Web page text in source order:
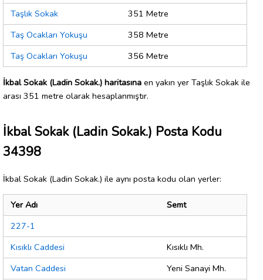
Taşlık Sokak
351 Metre
Taş Ocakları Yokuşu
358 Metre
Taş Ocakları Yokuşu
356 Metre
İkbal Sokak (Ladin Sokak.) haritasına en yakın yer Taşlık Sokak ile
arası 351 metre olarak hesaplanmıştır.
İkbal Sokak (Ladin Sokak.) Posta Kodu
34398
İkbal Sokak (Ladin Sokak.) ile aynı posta kodu olan yerler:
Yer Adı
Semt
227-1
Kısıklı Caddesi
Kısıklı Mh.
Vatan Caddesi
Yeni Sanayi Mh.